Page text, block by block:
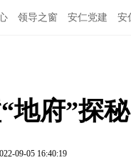
领导之窗 安仁党建 安
地府”探秘
09-05 16:40:19